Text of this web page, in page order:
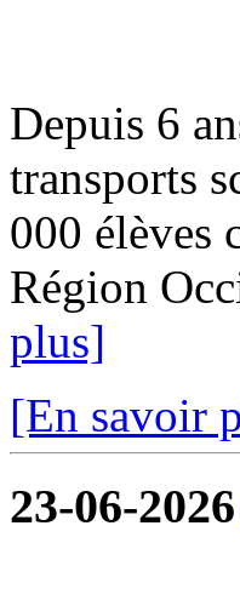
Depuis 6
transports
000 élèves
Région
plus]
[En savoir
23-06-2026